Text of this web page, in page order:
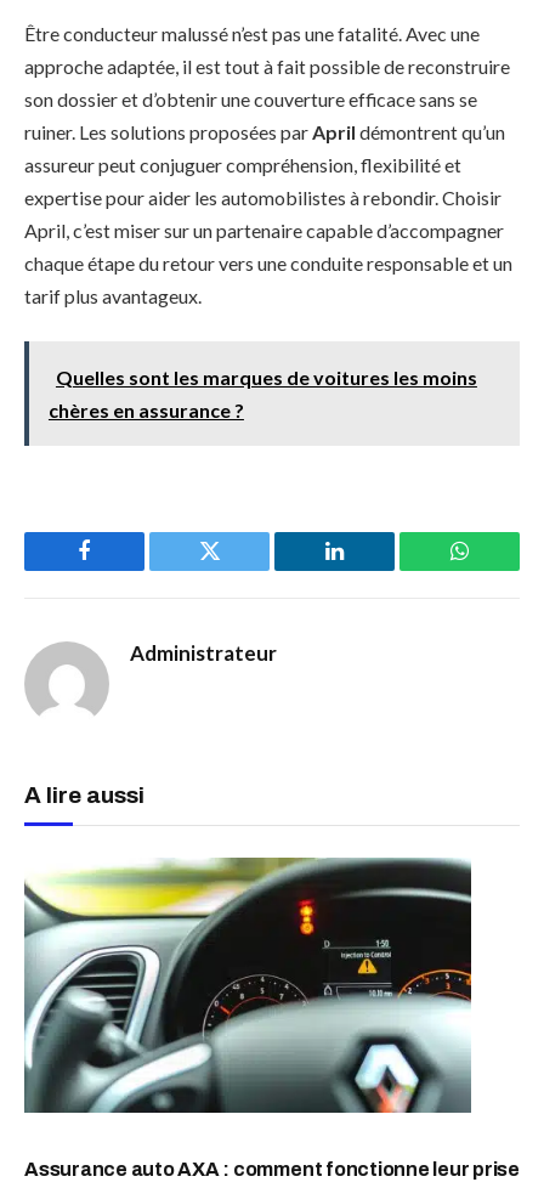
Être conducteur malussé n’est pas une fatalité. Avec une
approche adaptée, il est tout à fait possible de reconstruire
son dossier et d’obtenir une couverture efficace sans se
ruiner. Les solutions proposées par April démontrent qu’un
assureur peut conjuguer compréhension, flexibilité et
expertise pour aider les automobilistes à rebondir. Choisir
April, c’est miser sur un partenaire capable d’accompagner
chaque étape du retour vers une conduite responsable et un
tarif plus avantageux.
Quelles sont les marques de voitures les moins
chères en assurance ?
Facebook Twitter LinkedIn
Administrateur
A lire aussi
Assurance auto AXA : comment fonctionne leur prise